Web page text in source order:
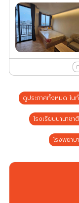
ดูประกาศทั้งหมด ใน
โรงเรียนนานาช
โรงพยา